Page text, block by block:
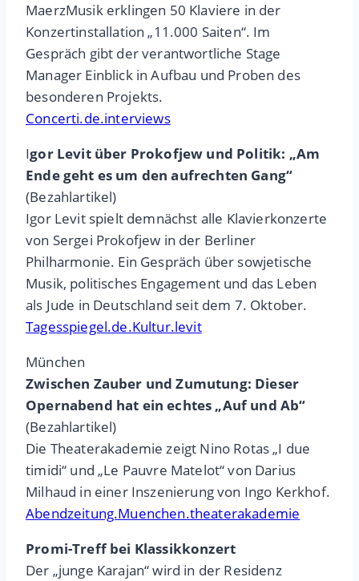
MaerzMusik erklingen 50 Klaviere in der
Konzertinstallation „11.000 Saiten“. Im
Gespräch gibt der verantwortliche Stage
Manager Einblick in Aufbau und Proben des
besonderen Projekts.
Concerti.de.interviews
Igor Levit über Prokofjew und Politik: „Am
Ende geht es um den aufrechten Gang“
(Bezahlartikel)
Igor Levit spielt demnächst alle Klavierkonzerte
von Sergei Prokofjew in der Berliner
Philharmonie. Ein Gespräch über sowjetische
Musik, politisches Engagement und das Leben
als Jude in Deutschland seit dem 7. Oktober.
Tagesspiegel.de.Kultur.levit
München
Zwischen Zauber und Zumutung: Dieser
Opernabend hat ein echtes „Auf und Ab“
(Bezahlartikel)
Die Theaterakademie zeigt Nino Rotas „I due
timidi“ und „Le Pauvre Matelot“ von Darius
Milhaud in einer Inszenierung von Ingo Kerkhof.
Abendzeitung.Muenchen.theaterakademie
Promi-Treff bei Klassikkonzert
Der „junge Karajan“ wird in der Residenz